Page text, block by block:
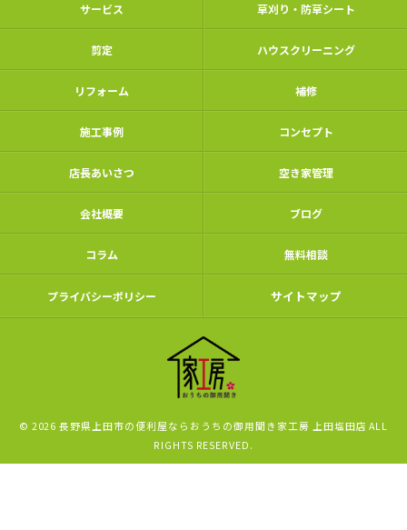
サービス 草刈り・防草シート
剪定 ハウスクリーニング
リフォーム 補修
施工事例 コンセプト
店長あいさつ 空き家管理
会社概要 ブログ
コラム 無料相談
プライバシーポリシー サイトマップ
© 2026 長野県上田市の便利屋ならおうちの御用聞き家工房 上田塩田店 ALL
RIGHTS RESERVED.